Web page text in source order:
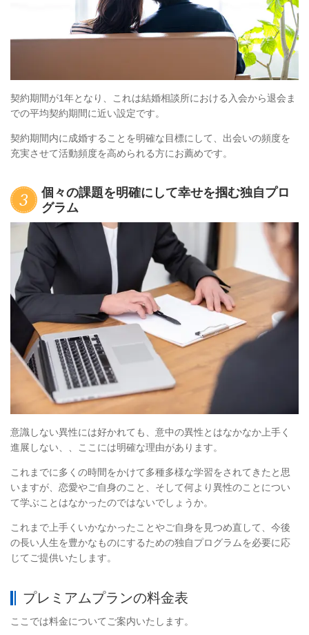
契約期間が1年となり、これは結婚相談所における入会から退会ま
での平均契約期間に近い設定です。
契約期間内に成婚することを明確な目標にして、出会いの頻度を
充実させて活動頻度を高められる方にお薦めです。
個々の課題を明確にして幸せを掴む独自プロ
グラム
意識しない異性には好かれても、意中の異性とはなかなか上手く
進展しない、、ここには明確な理由があります。
これまでに多くの時間をかけて多種多様な学習をされてきたと思
いますが、恋愛やご自身のこと、そして何より異性のことについ
て学ぶことはなかったのではないでしょうか。
これまで上手くいかなかったことやご自身を見つめ直して、今後
の長い人生を豊かなものにするための独自プログラムを必要に応
じてご提供いたします。
プレミアムプランの料金表
ここでは料金についてご案内いたします。